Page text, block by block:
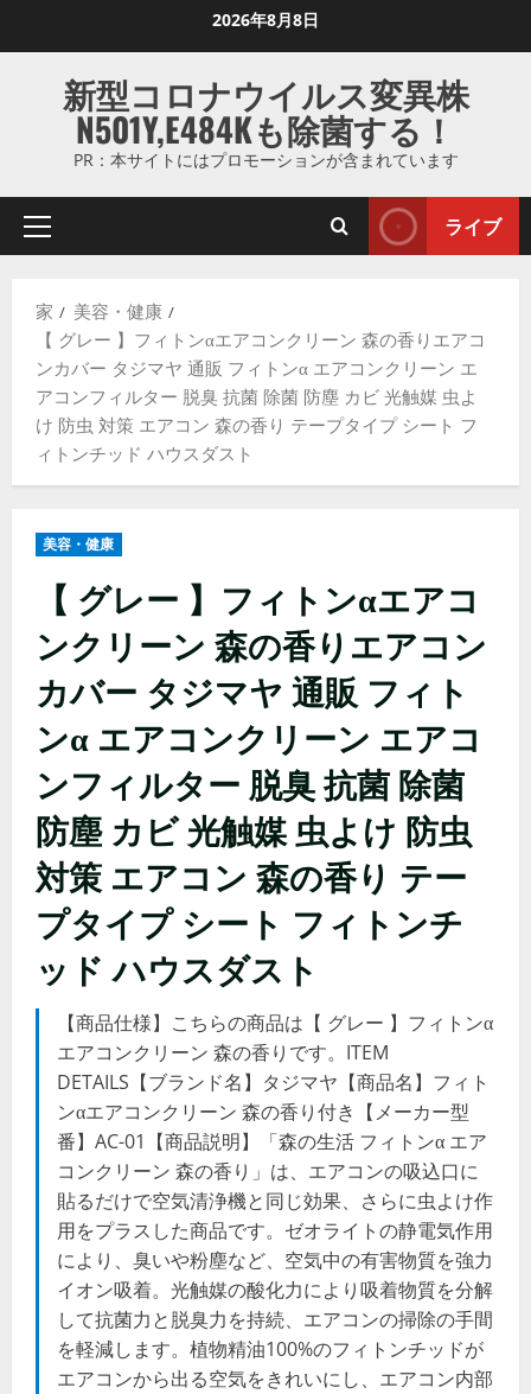
ス
ッ
2026年8月8日
新型コロナウイルス変異株
N501Y,E484Kも除菌する！
PR：本サイトにはプロモーションが含まれています
プ
マ
リ
メ
ニ
ュ
ー
ライブ
家
美容・健康
【 グレー 】フィトンαエアコンクリーン 森の香りエアコ
ンカバー タジマヤ 通販 フィトンα エアコンクリーン エ
アコンフィルター 脱臭 抗菌 除菌 防塵 カビ 光触媒 虫よ
け 防虫 対策 エアコン 森の香り テープタイプ シート フ
ィトンチッド ハウスダスト
美容・健康
【 グレー 】フィトンαエアコ
ンクリーン 森の香りエアコン
カバー タジマヤ 通販 フィト
ンα エアコンクリーン エアコ
ンフィルター 脱臭 抗菌 除菌
防塵 カビ 光触媒 虫よけ 防虫
対策 エアコン 森の香り テー
プタイプ シート フィトンチ
ッド ハウスダスト
【商品仕様】こちらの商品は【 グレー 】フィトンα
エアコンクリーン 森の香りです。ITEM
DETAILS【ブランド名】タジマヤ【商品名】フィト
ンαエアコンクリーン 森の香り付き【メーカー型
番】AC-01【商品説明】「森の生活 フィトンα エア
コンクリーン 森の香り」は、エアコンの吸込口に
貼るだけで空気清浄機と同じ効果、さらに虫よけ作
用をプラスした商品です。ゼオライトの静電気作用
により、臭いや粉塵など、空気中の有害物質を強力
イオン吸着。光触媒の酸化力により吸着物質を分解
して抗菌力と脱臭力を持続、エアコンの掃除の手間
を軽減します。植物精油100%のフィトンチッドが
エアコンから出る空気をきれいにし、エアコン内部